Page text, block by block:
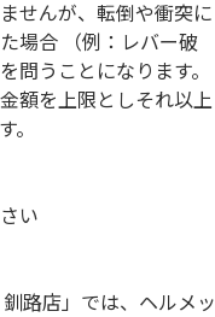
せんが、転倒や衝突に
場合 （例：レバー破
問うことになります。
額を上限としそれ以上
い
路店」では、ヘルメッ